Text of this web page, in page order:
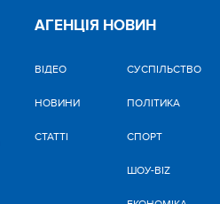
АГЕНЦІЯ НОВИН
ВІДЕО
НОВИНИ
СТАТТІ
CУСПІЛЬСТВО
ПОЛІТИКА
СПОРТ
ШОУ-BIZ